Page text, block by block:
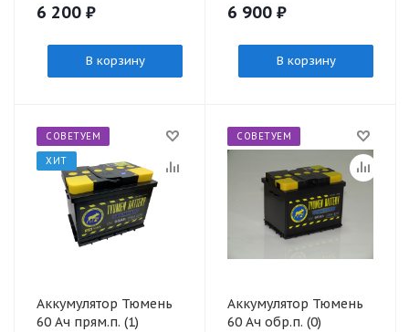
6 200 ₽
В корзину
6 900 ₽
В корзину
СОВЕТУЕМ
ХИТ
Аккумулятор Тюмень
60 Ач прям.п. (1)
СОВЕТУЕМ
Аккумулятор Тюмень
60 Ач обр.п. (0)